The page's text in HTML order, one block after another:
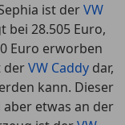
ist derVW
bei 28.505 Euro,
Euro erworben
derVW Caddy dar,
kann. Dieser
etwas an der